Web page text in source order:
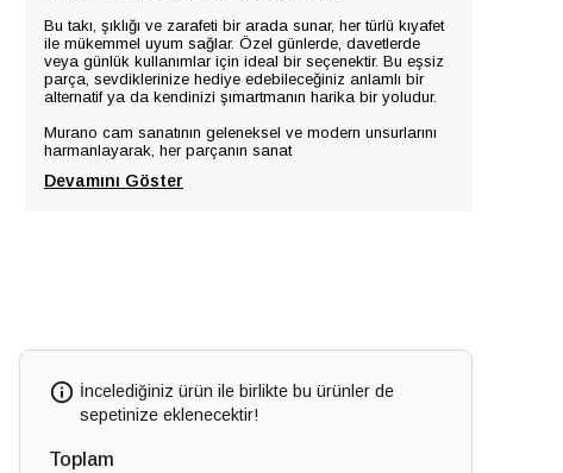
Bu takı, şıklığı ve zarafeti bir arada sunar, her türlü kıyafet
ile mükemmel uyum sağlar. Özel günlerde, davetlerde
veya günlük kullanımlar için ideal bir seçenektir. Bu eşsiz
parça, sevdiklerinize hediye edebileceğiniz anlamlı bir
alternatif ya da kendinizi şımartmanın harika bir yoludur.
Murano cam sanatının geleneksel ve modern unsurlarını
harmanlayarak, her parçanın sanat
Devamını Göster
İncelediğiniz ürün ile birlikte bu ürünler de
sepetinize eklenecektir!
Toplam